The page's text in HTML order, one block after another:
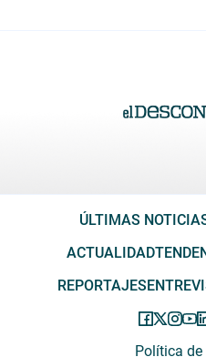
ÚLTIMAS
ACTUALIDAD
REPORTAJES
Política